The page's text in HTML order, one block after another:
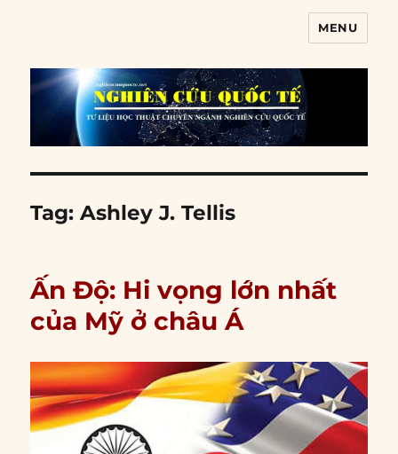
MENU
Tag:Ashley J. Tellis
Ấn Độ: Hi vọng lớn nhất
của Mỹ ở châu Á